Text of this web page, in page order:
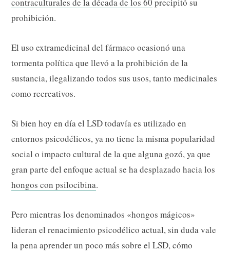
contraculturales de la década de los 60 precipitó su
prohibición.
El uso extramedicinal del fármaco ocasionó una
tormenta política que llevó a la prohibición de la
sustancia, ilegalizando todos sus usos, tanto medicinales
como recreativos.
Si bien hoy en día el LSD todavía es utilizado en
entornos psicodélicos, ya no tiene la misma popularidad
social o impacto cultural de la que alguna gozó, ya que
gran parte del enfoque actual se ha desplazado hacia los
hongos con psilocibina.
Pero mientras los denominados «hongos mágicos»
lideran el renacimiento psicodélico actual, sin duda vale
la pena aprender un poco más sobre el LSD, cómo